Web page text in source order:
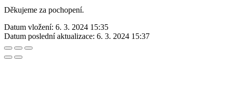
Děkujeme za pochopení.
Datum vložení: 6. 3. 2024 15:35
Datum poslední aktualizace: 6. 3. 2024 15:37